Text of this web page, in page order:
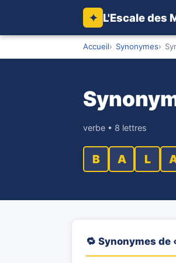
✦ L'Escale des
Accueil Synonymes
verbe • 8 lettres
B A L
🔁 Synonymes de